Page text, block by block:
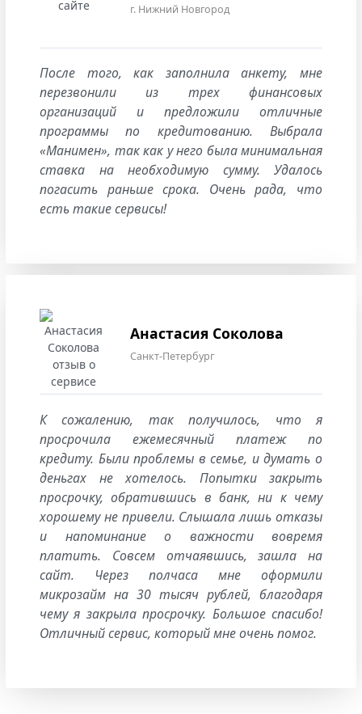
г. Нижний Новгород
После того, как заполнила анкету, мне
перезвонили из трех финансовых
организаций и предложили отличные
программы по кредитованию. Выбрала
«Манимен», так как у него была минимальная
ставка на необходимую сумму. Удалось
погасить раньше срока. Очень рада, что
есть такие сервисы!
Анастасия Соколова
Санкт-Петербург
К сожалению, так получилось, что я
просрочила ежемесячный платеж по
кредиту. Были проблемы в семье, и думать о
деньгах не хотелось. Попытки закрыть
просрочку, обратившись в банк, ни к чему
хорошему не привели. Слышала лишь отказы
и напоминание о важности вовремя
платить. Совсем отчаявшись, зашла на
сайт. Через полчаса мне оформили
микрозайм на 30 тысяч рублей, благодаря
чему я закрыла просрочку. Большое спасибо!
Отличный сервис, который мне очень помог.